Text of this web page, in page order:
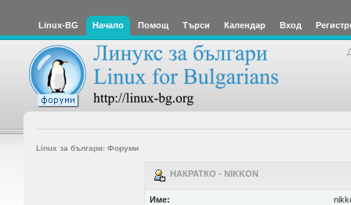
Linux-BG Начало Помощ Търси Календар Вход
Linux за българи: Форуми
НАКРАТКО - NIKKON
Име: